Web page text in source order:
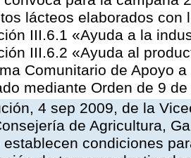
lácteos elaborados
III.6.1 «Ayuda a la
III.6.2 «Ayuda al
Comunitario de Apoyo
mediante Orden de 9
4 sep 2009, de la
de Agricultura,
establecen condiciones